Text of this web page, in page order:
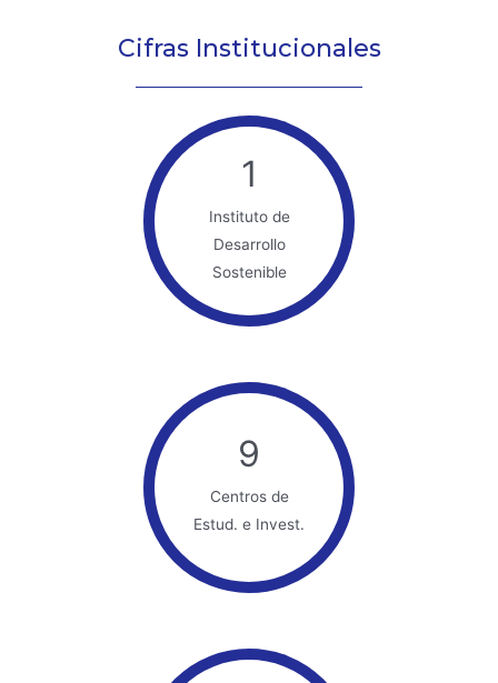
Cifras Institucionales
1
Instituto de
Desarrollo
Sostenible
9
Centros de
Estud. e Invest.